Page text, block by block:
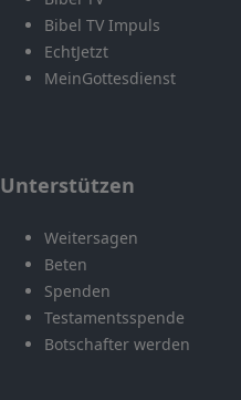
Bibel TV Impuls
EchtJetzt
MeinGottesdienst
Unterstützen
Weitersagen
Beten
Spenden
Testamentsspende
Botschafter werden